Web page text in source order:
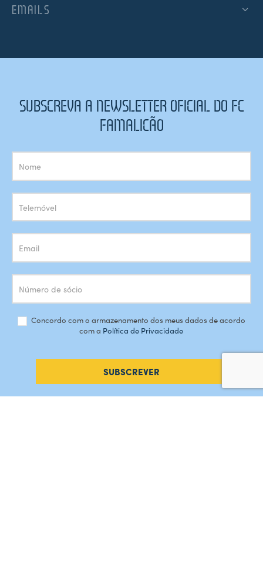
EMAILS
SUBSCREVA A NEWSLETTER OFICIAL DO FC
FAMALICÃO
Subscrição
Newsletter
Concordo com o armazenamento dos meus dados de acordo
com a Política de Privacidade
SUBSCREVER